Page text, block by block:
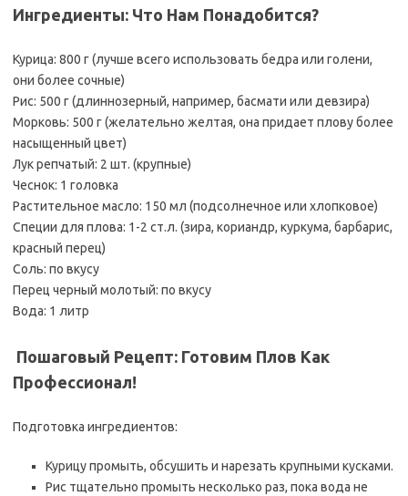
Ингредиенты: Что Нам Понадобится?
Курица: 800 г (лучше всего использовать бедра или голени,
они более сочные)
Рис: 500 г (длиннозерный, например, басмати или девзира)
Морковь: 500 г (желательно желтая, она придает плову более
насыщенный цвет)
Лук репчатый: 2 шт. (крупные)
Чеснок: 1 головка
Растительное масло: 150 мл (подсолнечное или хлопковое)
Специи для плова: 1-2 ст.л. (зира, кориандр, куркума, барбарис,
красный перец)
Соль: по вкусу
Перец черный молотый: по вкусу
Вода: 1 литр
‍ Пошаговый Рецепт: Готовим Плов Как
Профессионал!
Подготовка ингредиентов:
Курицу промыть, обсушить и нарезать крупными кусками.
Рис тщательно промыть несколько раз, пока вода не